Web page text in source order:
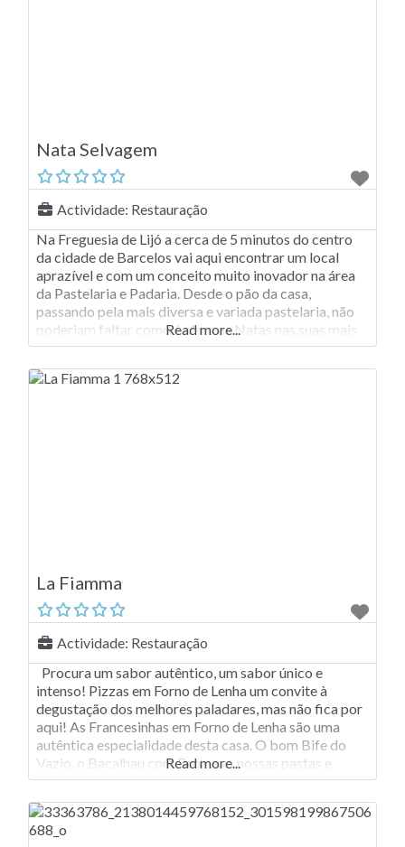
Nata Selvagem
Actividade: Restauração
Na Freguesia de Lijó a cerca de 5 minutos do centro
da cidade de Barcelos vai aqui encontrar um local
aprazível e com um conceito muito inovador na área
da Pastelaria e Padaria. Desde o pão da casa,
passando pela mais diversa e variada pastelaria, não
poderiam faltar como é claro as Natas nas suas mais
diversas variedades de sabores
Read more...
La Fiamma
Actividade: Restauração
Procura um sabor autêntico, um sabor único e
intenso! Pizzas em Forno de Lenha um convite à
degustação dos melhores paladares, mas não fica por
aqui! As Francesinhas em Forno de Lenha são uma
autêntica especialidade desta casa. O bom Bife do
Vazio, o Bacalhau com Broa e as nossas pastas e
massas… Uma delícia. A Pizzaria e
Read more...